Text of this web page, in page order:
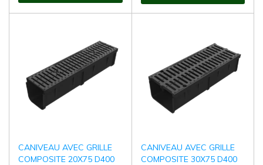
CANIVEAU AVEC GRILLE
COMPOSITE 20X75 D400
CANIVEAU AVEC GRILLE
COMPOSITE 30X75 D400